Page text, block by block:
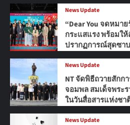
News Update
“Dear You จดหมา
กระแสแรง พร้อมใ
ปรากฏการณ์สุดซา
News Update
NT จัดพิธีถวายสักก
จอมพล สมเด็จพระ
ในวันสื่อสารแห่งชา
News Update